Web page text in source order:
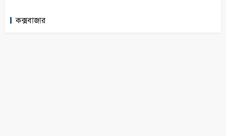
কক্সবাজার